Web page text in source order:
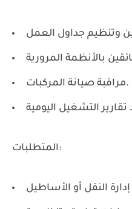
مراقبة صيانة المركبات.
المتطلبات: